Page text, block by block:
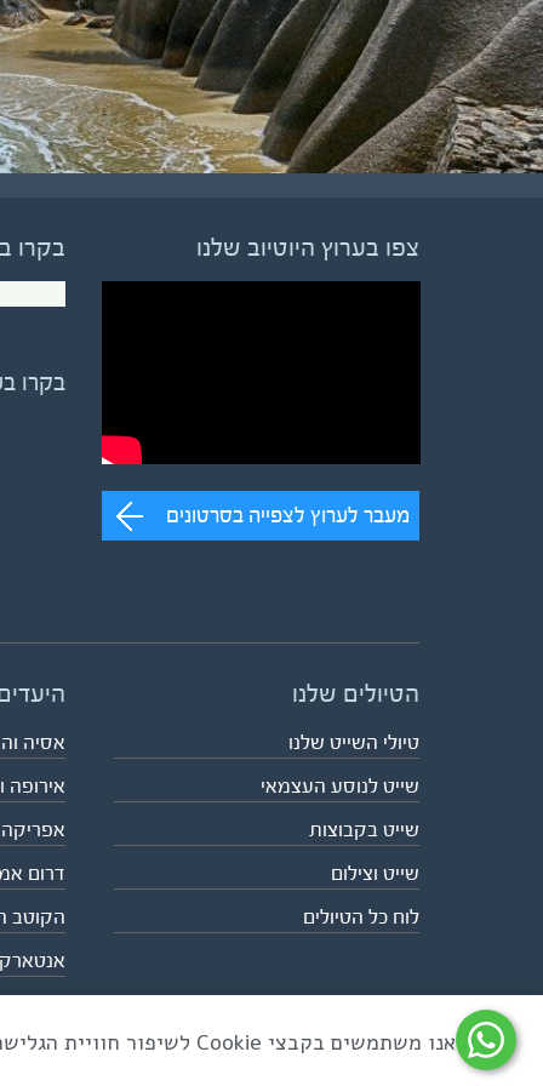
צפו בערוץ היוטיוב שלנו
מעבר לערוץ לצפייה בסרטונים
בקרו
בקרו
הטיולים שלנו
טיולי השייט שלנו
שייט לנוסע העצמאי
שייט בקבוצות
שייט וצילום
לוח כל הטיולים
אסיה
אירופה
אפריקה
דרום
הקוטב
כל הזכויות שמורות לאקו טיולי שטח | טלפון 03-6879090 | פקס 03-6879099 |
אנו משתמשים בקבצי Cookie לשיפור חוויית הגלישה ולניתוח שימוש באתר